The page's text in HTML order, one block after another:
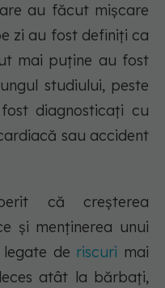
au făcut mișcare
zi au fost definiți ca
mai puține au fost
studiului, peste
diagnosticați cu
sau accident
că creșterea
și menținerea unui
de riscuri mai
atât la bărbați,